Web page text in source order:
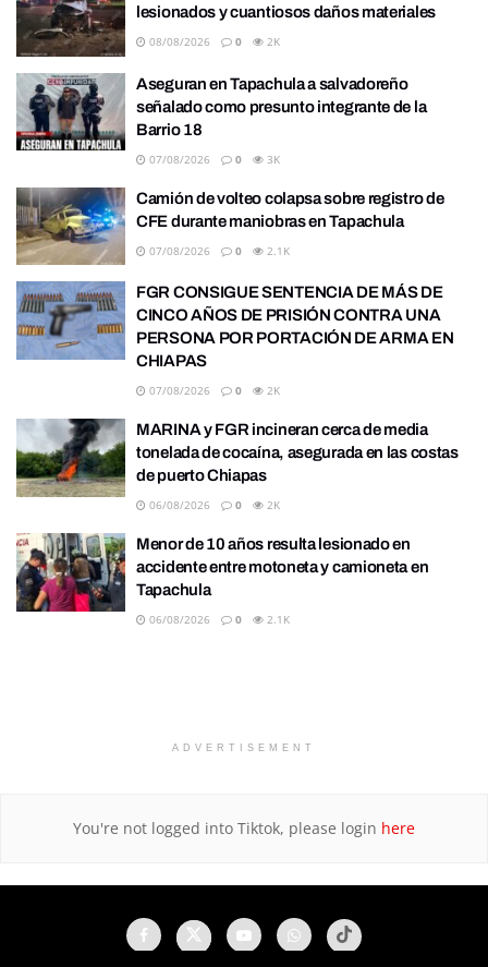
lesionados y cuantiosos daños materiales
08/08/2026 0 2K
Aseguran en Tapachula a salvadoreño
señalado como presunto integrante de la
Barrio 18
07/08/2026 0 3K
Camión de volteo colapsa sobre registro de
CFE durante maniobras en Tapachula
07/08/2026 0 2.1K
FGR CONSIGUE SENTENCIA DE MÁS DE
CINCO AÑOS DE PRISIÓN CONTRA UNA
PERSONA POR PORTACIÓN DE ARMA EN
CHIAPAS
07/08/2026 0 2K
MARINA y FGR incineran cerca de media
tonelada de cocaína, asegurada en las costas
de puerto Chiapas
06/08/2026 0 2K
Menor de 10 años resulta lesionado en
accidente entre motoneta y camioneta en
Tapachula
06/08/2026 0 2.1K
ADVERTISEMENT
You're not logged into Tiktok, please login here